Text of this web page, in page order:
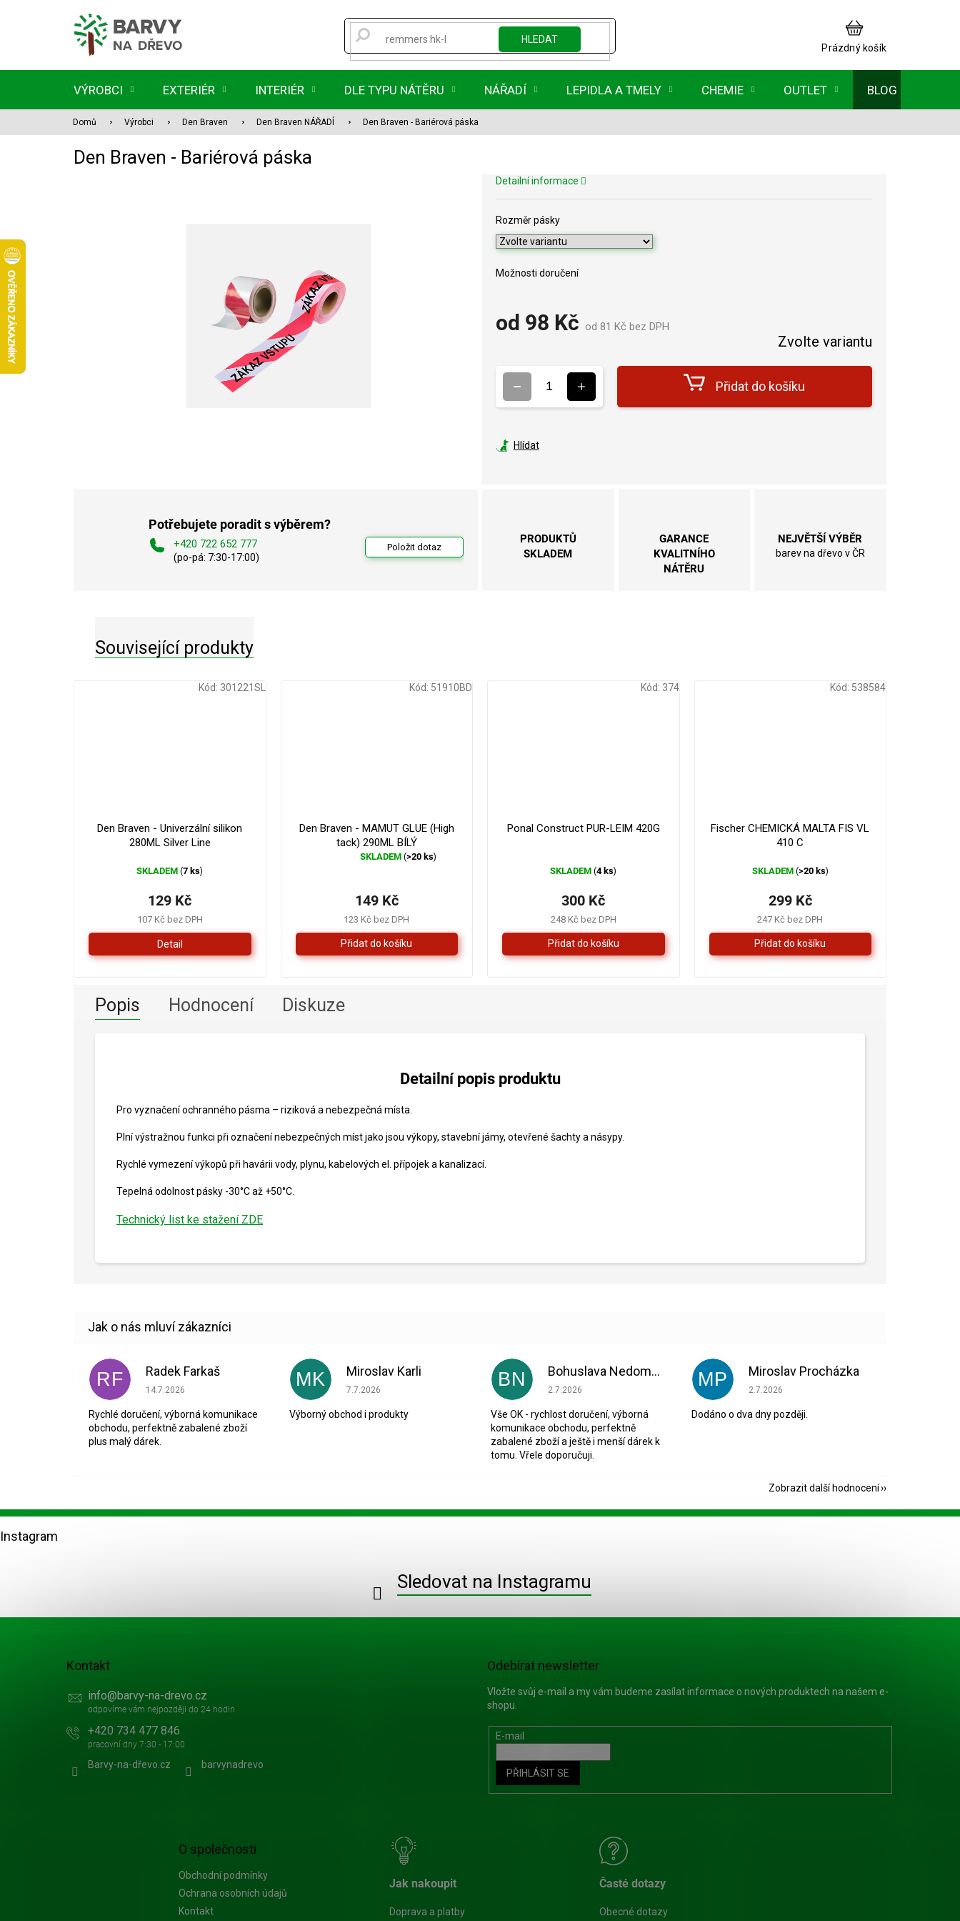
HLEDAT
NÁKUPNÍ
KOŠÍK
Prázdný košík
VÝROBCI EXTERIÉR INTERIÉR DLE TYPU NÁTĚRU NÁŘADÍ LEPIDLA A TMELY CHEMIE OUTLET BLOG
Domů Výrobci Den Braven Den Braven NÁŘADÍ Den Braven - Bariérová páska
Den Braven - Bariérová páska
od 98 Kč od 81 Kčbez DPH
Zvolte variantu
Rozměr pásky
Možnosti doručení
Přidat do košíku
Detailní informace
Hlídat
Potřebujete poradit s výběrem?
+420 722 652 777
(po-pá: 7:30-17:00)
Položit dotaz
PRODUKTŮ
SKLADEM
GARANCE
KVALITNÍHO
NÁTĚRU
NEJVĚTŠÍ VÝBĚR
barev na dřevo v ČR
Související produkty
Den Braven - Univerzální silikon
280ML Silver Line
SKLADEM(7 ks)
107 Kč bez DPH
129 Kč
Detail
Kód: 301221SL
Den Braven - MAMUT GLUE (High
tack) 290ML BÍLÝ
Průměrné
z
hvězdiček.
SKLADEM (>20 ks)
123 Kč bez DPH
149 Kč
Kód: 51910BD
Ponal Construct PUR-LEIM 420G
SKLADEM(4 ks)
248 Kč bez DPH
300 Kč
Kód: 374
Fischer CHEMICKÁ MALTA FIS VL
410 C
SKLADEM (>20 ks)
247 Kč bez DPH
299 Kč
Kód: 538584
Popis Hodnocení Diskuze
Detailní popis produktu
Pro vyznačení ochranného pásma – riziková a nebezpečná místa.
Plní výstražnou funkci při označení nebezpečných míst jako jsou výkopy, stavební jámy, otevřené šachty a násypy.
Rychlé vymezení výkopů při havárii vody, plynu, kabelových el. přípojek a kanalizací.
Tepelná odolnost pásky -30°C až +50°C.
Technický list ke stažení ZDE
RF Radek Farkaš
Hodnocení obchodu je 5 z 5 hvězdiček.
14.7.2026
Rychlé doručení, výborná komunikace
obchodu, perfektně zabalené zboží
plus malý dárek.
MK Miroslav Karli
Hodnocení obchodu je 5 z 5 hvězdiček.
7.7.2026
Výborný obchod i produkty
BN Bohuslava Nedomová
Hodnocení obchodu je 5 z 5 hvězdiček.
2.7.2026
Vše OK - rychlost doručení, výborná
komunikace obchodu, perfektně
zabalené zboží a ještě i menší dárek k
tomu. Vřele doporučuji.
MP Miroslav Procházka
Hodnocení obchodu je 1 z 5 hvězdiček.
2.7.2026
Dodáno o dva dny později.
Zobrazit další hodnocení
Z
áInstagram
Sledovat na Instagramu
O společnosti
Obchodní podmínky
Ochrana osobních údajů
Kontakt
Jak nakoupit
Doprava a platby
Časté dotazy
Obecné dotazy
Kontakt
info@barvy-na-drevo.cz
+420 734 477 846
Barvy-na-dřevo.cz barvynadrevo
Odebírat newsletter
Vložte svůj e-mail a my vám budeme zasílat informace o nových produktech na našem e-
shopu.
E-mail
PŘIHLÁSIT SE